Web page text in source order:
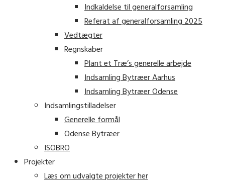
Indkaldelse til generalforsamling
Referat af generalforsamling 2025
Vedtægter
Regnskaber
Plant et Træ’s generelle arbejde
Indsamling Bytræer Aarhus
Indsamling Bytræer Odense
Indsamlingstilladelser
Generelle formål
Odense Bytræer
ISOBRO
Projekter
Læs om udvalgte projekter her